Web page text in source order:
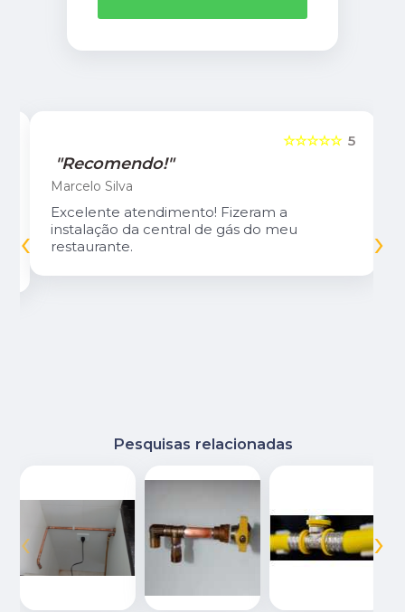
5
☆☆☆☆☆
"Recomendo!"
Marcelo Silva
Excelente atendimento! Fizeram a
instalação da central de gás do meu
restaurante.
‹ ›
Pesquisas relacionadas
‹ ›